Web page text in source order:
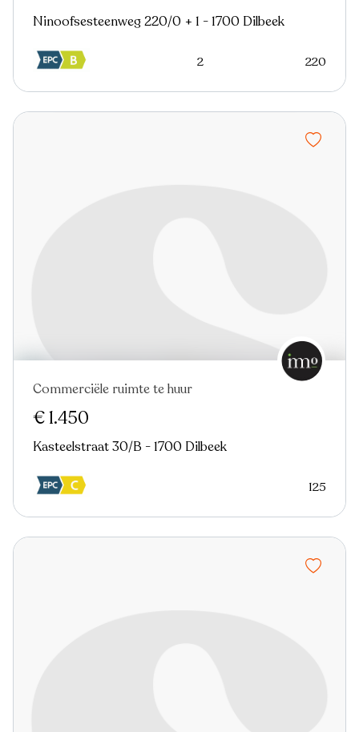
Ninoofsesteenweg 220/0 + 1 - 1700 Dilbeek
2 220
Commerciële ruimte te huur
€ 1.450
Kasteelstraat 30/B - 1700 Dilbeek
125